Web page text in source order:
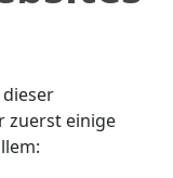
zuerst einige